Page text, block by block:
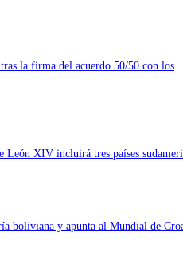
la firma del acuerdo 50/50 con los
León XIV incluirá tres países
boliviana y apunta al Mundial de